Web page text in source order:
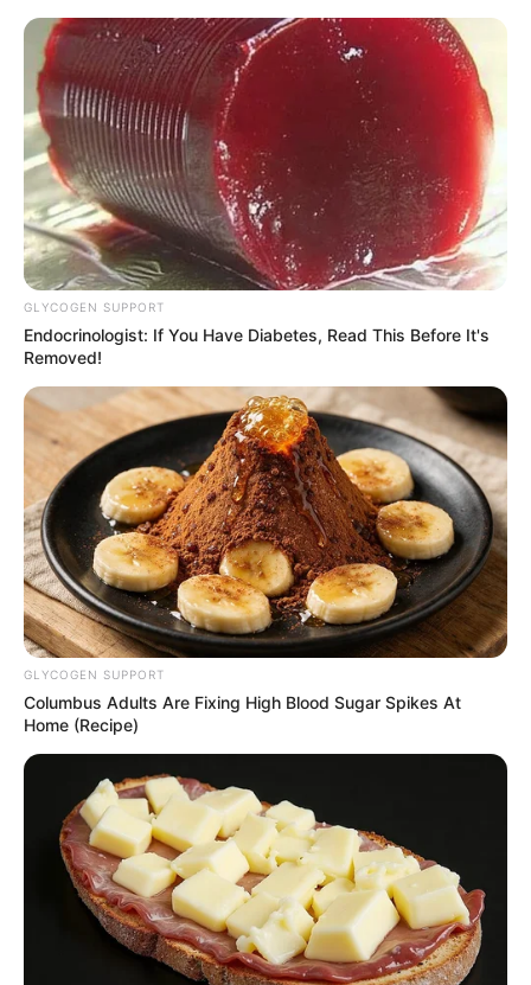
HOME
INSPIRASI
STYLE
FILM &
SERIES
NGAKAK
QUOTES
HYPE
MORE
GLYCOGEN SUPPORT
Endocrinologist: If You Have Diabetes, Read This Before It's
Removed!
GLYCOGEN SUPPORT
Columbus Adults Are Fixing High Blood Sugar Spikes At
Home (Recipe)